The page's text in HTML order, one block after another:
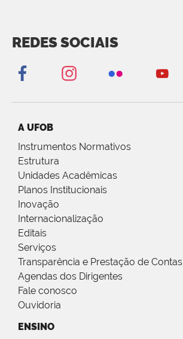
REDES SOCIAIS
A UFOB
Instrumentos Normativos
Estrutura
Unidades Acadêmicas
Planos Institucionais
Inovação
Internacionalização
Editais
Serviços
Transparência e Prestação de Contas
Agendas dos Dirigentes
Fale conosco
Ouvidoria
ENSINO